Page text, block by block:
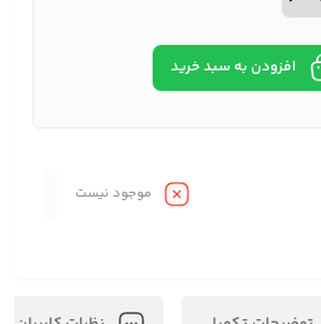
افزودن به سبد خرید
موجود نیست